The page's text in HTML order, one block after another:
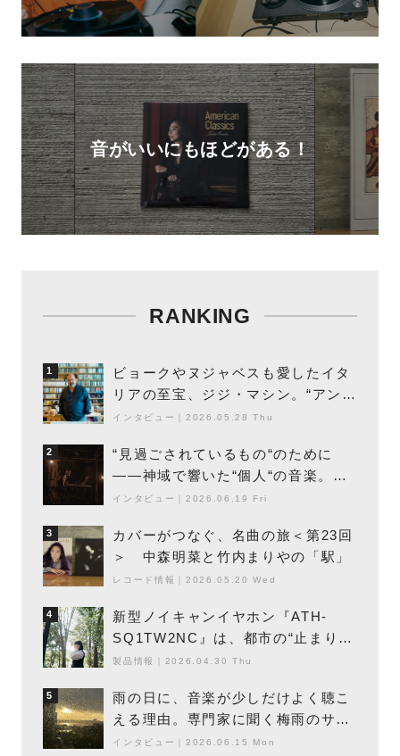
音がいいにもほどがある！
RANKING
1
ビョークやヌジャベスも愛したイタ
リアの至宝、ジジ・マシン。“アンビ
エントの巨匠”が明かす創作の原点
インタビュー 2026.05.28 Thu
2
“見過ごされているもの“のために
――神域で響いた“個人“の音楽。冥
丁の『赤城 夜神楽』をレポート
インタビュー 2026.06.19 Fri
3
カバーがつなぐ、名曲の旅＜第23回
＞ 中森明菜と竹内まりやの「駅」
レコード情報 2026.05.20 Wed
4
新型ノイキャンイヤホン『ATH-
SQ1TW2NC』は、都市の“止まり
木”になり得るーシンガーソングライ
製品情報 2026.04.30 Thu
5
雨の日に、音楽が少しだけよく聴こ
える理由。専門家に聞く梅雨のサウ
ンドスケープ
インタビュー 2026.06.15 Mon